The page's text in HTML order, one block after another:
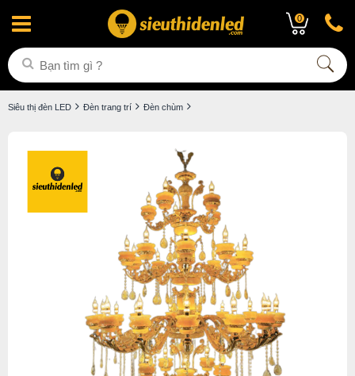
0
Siêu thị đèn LED Đèn trang trí Đèn chùm